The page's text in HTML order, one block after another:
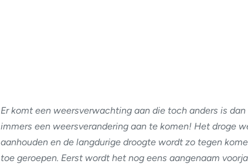
Er komt een weersverwachting aan die toch anders is
immers een weersverandering aan te komen! Het droge
aanhouden en de langdurige droogte wordt zo tegen
toe geroepen. Eerst wordt het nog eens aangenaam